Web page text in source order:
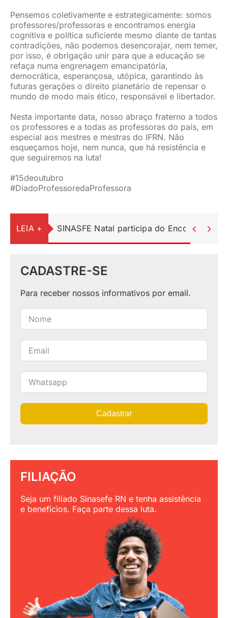
Pensemos coletivamente e estrategicamente: somos
professores/professoras e encontramos energia
cognitiva e política suficiente mesmo diante de tantas
contradições, não podemos desencorajar, nem temer,
por isso, é obrigação unir para que a educação se
refaça numa engrenagem emancipatória,
democrática, esperançosa, utópica, garantindo às
futuras gerações o direito planetário de repensar o
mundo de modo mais ético, responsável e libertador.
Nesta importante data, nosso abraço fraterno a todos
os professores e a todas as professoras do país, em
especial aos mestres e mestras do IFRN. Não
esqueçamos hoje, nem nunca, que há resistência e
que seguiremos na luta!
#15deoutubro
#DiadoProfessoredaProfessora
LEIA + SINASFE Natal participa do Encontro
 
CADASTRE-SE
Para receber nossos informativos por email.
Cadastrar
FILIAÇÃO
Seja um filiado Sinasefe RN e tenha assistência
e benefícios. Faça parte dessa luta.